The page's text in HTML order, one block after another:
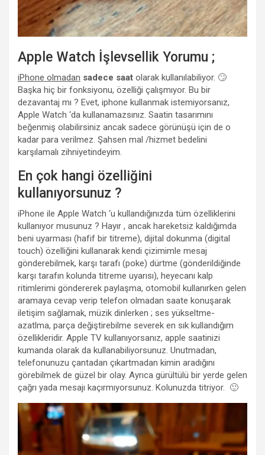
Apple Watch İşlevsellik Yorumu ;
iPhone olmadan sadece saat olarak kullanılabiliyor. 🙄
Başka hiç bir fonksiyonu, özelliği çalışmıyor. Bu bir
dezavantaj mı ? Evet, iphone kullanmak istemiyorsanız,
Apple Watch ‘da kullanamazsınız. Saatin tasarımını
beğenmiş olabilirsiniz ancak sadece görünüşü için de o
kadar para verilmez. Şahsen mal /hizmet bedelini
karşılamalı zihniyetindeyim.
En çok hangi özelliğini
kullanıyorsunuz ?
iPhone ile Apple Watch ‘u kullandığınızda tüm özelliklerini
kullanıyor musunuz ? Hayır , ancak hareketsiz kaldığımda
beni uyarması (hafif bir titreme), dijital dokunma (digital
touch) özelliğini kullanarak kendi çizimimle mesaj
gönderebilmek, karşı tarafı (poke) dürtme (gönderildiğinde
karşı tarafın kolunda titreme uyarısı), heyecanı kalp
ritimlerimi göndererek paylaşma, otomobil kullanırken gelen
aramaya cevap verip telefon olmadan saate konuşarak
iletişim sağlamak, müzik dinlerken ; ses yükseltme-
azatlma, parça değiştirebilme severek en sık kullandığım
özellikleridir. Apple TV kullanıyorsanız, apple saatinizi
kumanda olarak da kullanabiliyorsunuz. Unutmadan,
telefonunuzu çantadan çıkartmadan kimin aradığını
görebilmek de güzel bir olay. Ayrıca gürültülü bir yerde gelen
çağrı yada mesajı kaçırmıyorsunuz. Kolunuzda titriyor. 🙂